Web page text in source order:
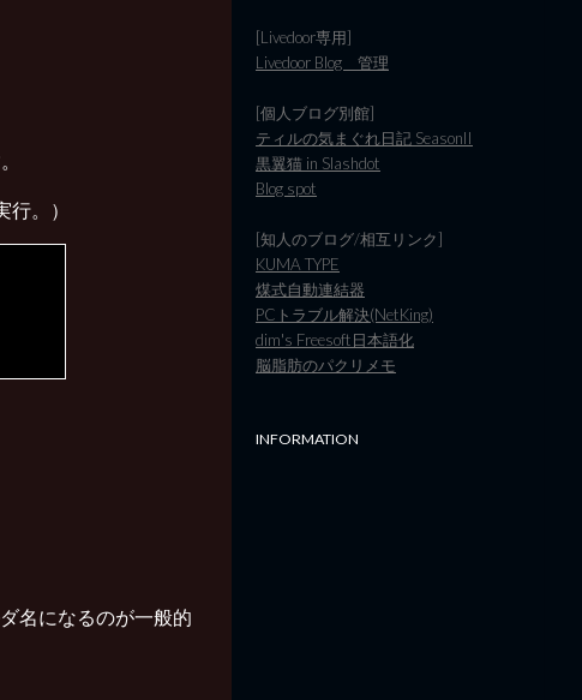
。）
名になるのが一般的
[Livedoor専用]
Livedoor Blog 管理
[個人ブログ別館]
ティルの気まぐれ日記 SeasonII
黒翼猫 in Slashdot
Blog spot
[知人のブログ/相互リンク]
KUMA TYPE
煤式自動連結器
PCトラブル解決(NetKing)
dim's Freesoft日本語化
脳脂肪のパクリメモ
INFORMATION